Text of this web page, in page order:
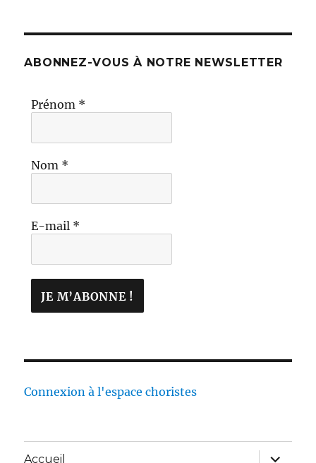
ABONNEZ-VOUS À NOTRE NEWSLETTER
Prénom *
Nom *
E-mail *
Connexion à l'espace choristes
Accueil